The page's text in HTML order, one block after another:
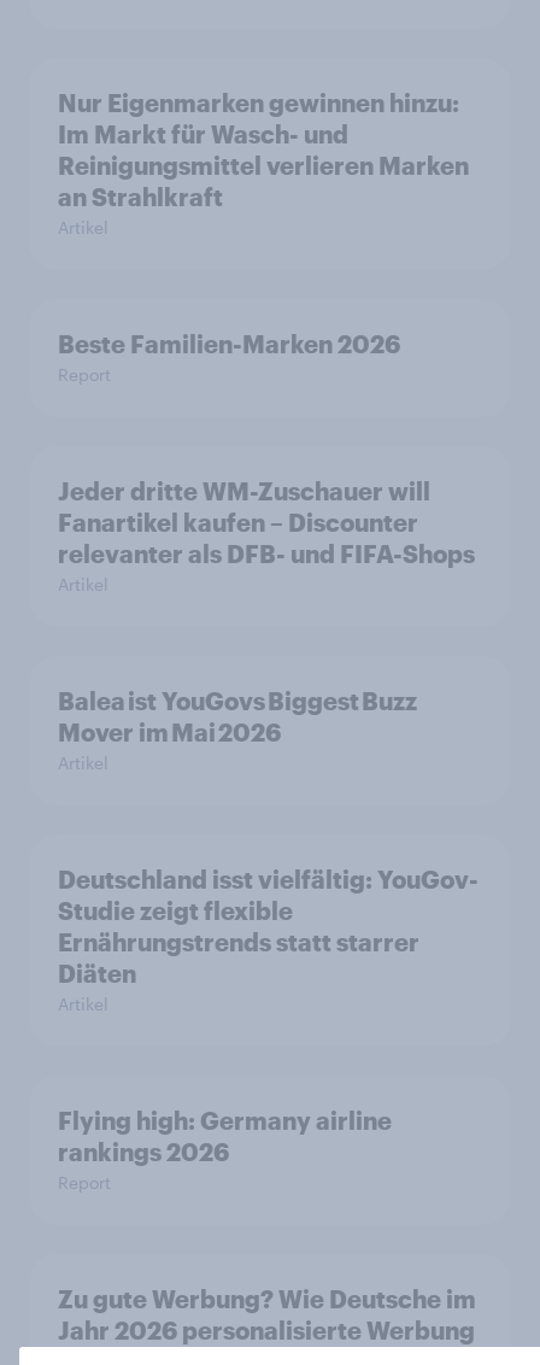
Nur Eigenmarken gewinnen hinzu:
Im Markt für Wasch- und
Reinigungsmittel verlieren Marken
an Strahlkraft
Artikel
Beste Familien-Marken 2026
Report
Jeder dritte WM-Zuschauer will
Fanartikel kaufen – Discounter
relevanter als DFB- und FIFA-Shops
Artikel
Balea ist YouGovs Biggest Buzz
Mover im Mai 2026
Artikel
Deutschland isst vielfältig: YouGov-
Studie zeigt flexible
Ernährungstrends statt starrer
Diäten
Artikel
Flying high: Germany airline
rankings 2026
Report
Zu gute Werbung? Wie Deutsche im
Jahr 2026 personalisierte Werbung